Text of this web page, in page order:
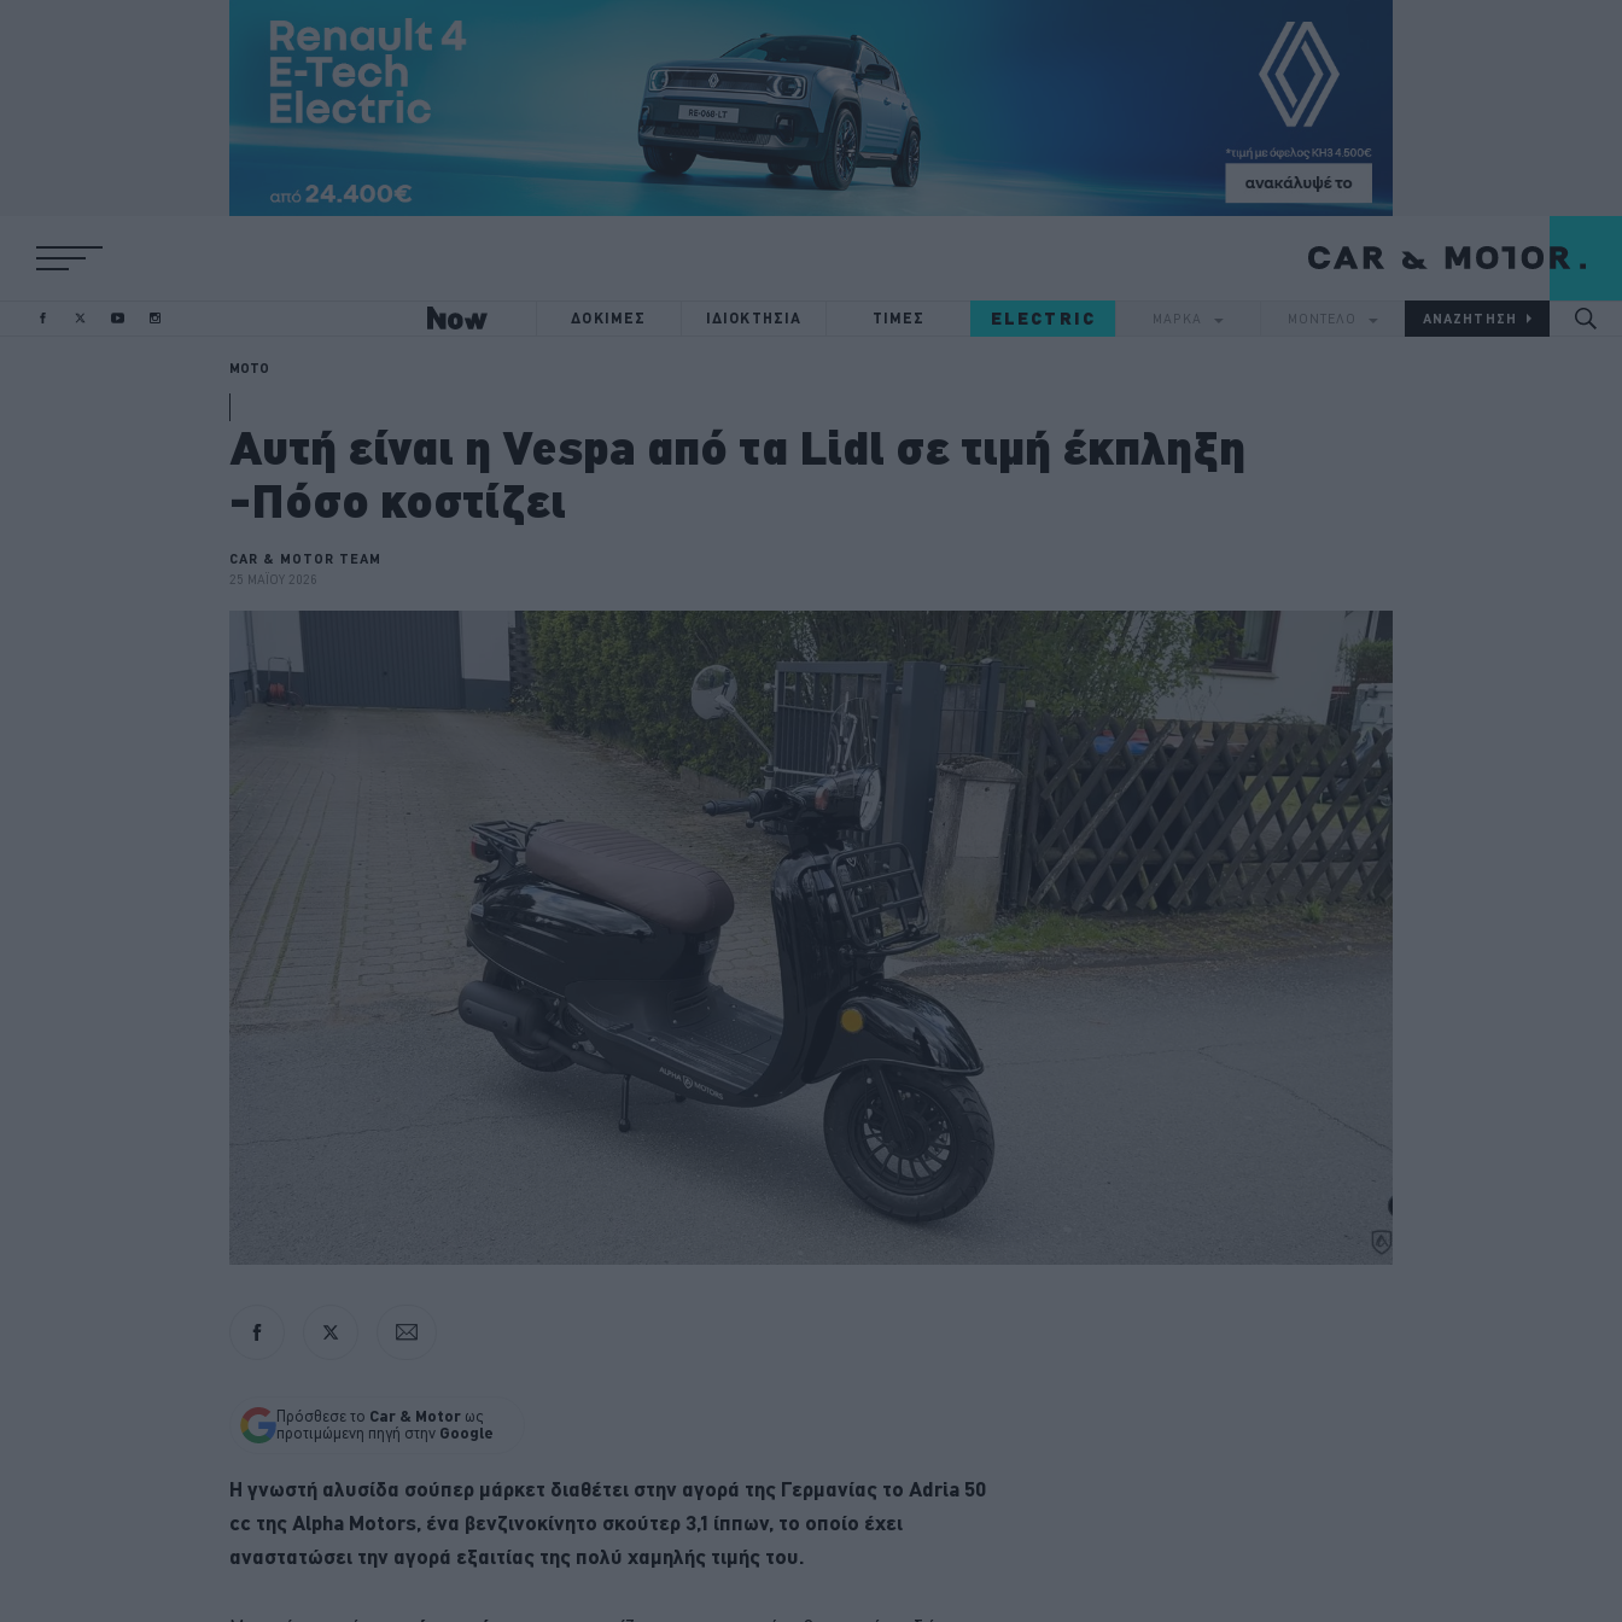
ΔΟΚΙΜΕΣ ΙΔΙΟΚΤΗΣΙΑ ΤΙΜΕΣ ELECTRIC ΜΑΡΚΑ ΜΟΝΤΕΛΟ
MOTO
Αυτή είναι η Vespa από τα Lidl σε τιμή έκπληξη
-Πόσο κοστίζει
CAR & MOTOR TEAM
25 ΜΑΪΟΥ 2026
Πρόσθεσε το Car & Motor ως
προτιμώμενη πηγή στην Google
Η γνωστή αλυσίδα σούπερ μάρκετ διαθέτει στην αγορά της Γερμανίας το Adria 50
cc της Alpha Motors, ένα βενζινοκίνητο σκούτερ 3,1 ίππων, το οποίο έχει
αναστατώσει την αγορά εξαιτίας της πολύ χαμηλής τιμής του.